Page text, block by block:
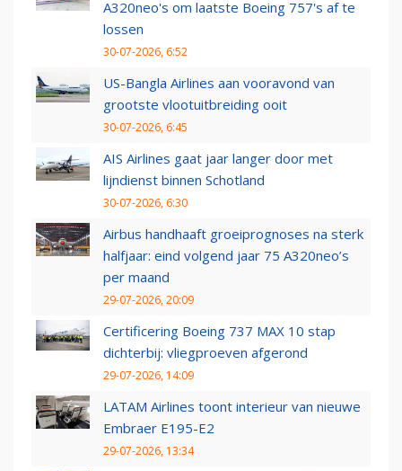
A320neo's om laatste Boeing 757's af te
lossen
30-07-2026, 6:52
US-Bangla Airlines aan vooravond van
grootste vlootuitbreiding ooit
30-07-2026, 6:45
AIS Airlines gaat jaar langer door met
lijndienst binnen Schotland
30-07-2026, 6:30
Airbus handhaaft groeiprognoses na sterk
halfjaar: eind volgend jaar 75 A320neo’s
per maand
29-07-2026, 20:09
Certificering Boeing 737 MAX 10 stap
dichterbij: vliegproeven afgerond
29-07-2026, 14:09
LATAM Airlines toont interieur van nieuwe
Embraer E195-E2
29-07-2026, 13:34